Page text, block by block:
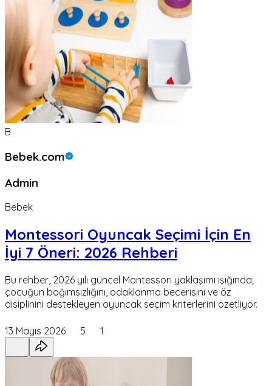
B
Bebek.com
Admin
Bebek
Montessori Oyuncak Seçimi İçin En
İyi 7 Öneri: 2026 Rehberi
Bu rehber, 2026 yılı güncel Montessori yaklaşımı ışığında;
çocuğun bağımsızlığını, odaklanma becerisini ve öz
disiplinini destekleyen oyuncak seçim kriterlerini özetliyor.
13 Mayıs 2026 5 1